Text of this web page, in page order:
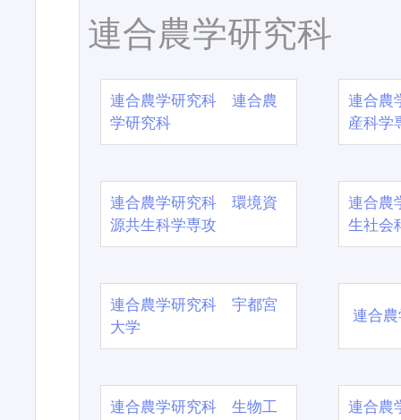
連合農学研究科
連合農学研究科 連合農
学研究科
連合農
産科学
連合農学研究科 環境資
源共生科学専攻
連合農
生社会
連合農学研究科 宇都宮
大学
連合
連合農学研究科 生物工
連合農